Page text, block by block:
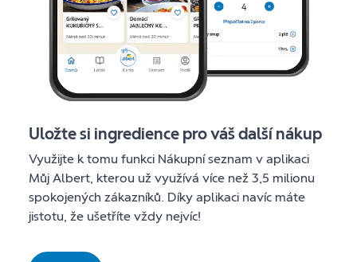
Uložte si ingredience pro váš další nákup
Využijte k tomu funkci Nákupní seznam v aplikaci
Můj Albert, kterou už využívá více než 3,5 milionu
spokojených zákazníků. Díky aplikaci navíc máte
jistotu, že ušetříte vždy nejvíc!